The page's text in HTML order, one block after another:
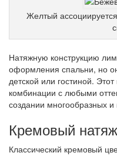
Желтый
Натяжную конструкцию
оформления спальни, но
детской или гостиной.
комбинации с любыми
создании многообразных и
Кремовый
Классический кремовый